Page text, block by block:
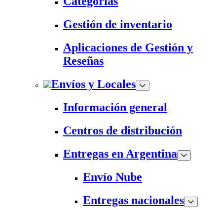
Gestión de inventario
Aplicaciones de Gestión y
Reseñas
Envíos y Locales
Información general
Centros de distribución
Entregas en Argentina
Envío Nube
Entregas nacionales